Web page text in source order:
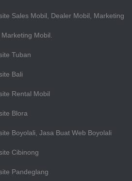
Sales Mobil, Dealer Mobil, Marketing
Mobil.
Tuban
Bali
Rental Mobil
Blora
Boyolali, Jasa Buat Web Boyolali
Cibinong
Pandeglang